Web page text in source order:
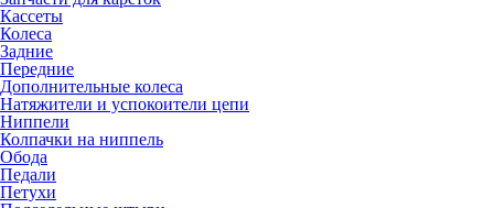
Кассеты
Колеса
Задние
Передние
Дополнительные колеса
Натяжители и успокоители цепи
Ниппели
Колпачки на ниппель
Обода
Педали
Петухи